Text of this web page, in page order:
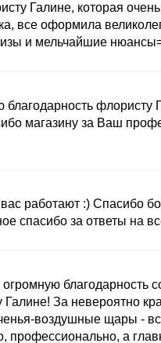
Галине, которая
все оформила
и мельчайшие
флористу
магазину за Ваш
работают :) Спасибо
спасибо за ответы на
благодарность
Галине! За невероятно
воздушные щары -
профессионально, а